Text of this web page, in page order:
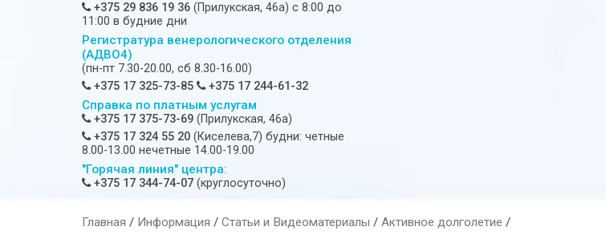
+375 29 836 19 36 (Прилукская, 46а) c 8:00 до
11:00 в будние дни
Регистратура венерологического отделения
(АДВО4)
(пн-пт 7.30-20.00, сб 8.30-16.00)
+375 17 325-73-85
+375 17 244-61-32
Справка по платным услугам
+375 17 375-73-69 (Прилукская, 46а)
+375 17 324 55 20 (Киселева,7) будни: четные
8.00-13.00 нечетные 14.00-19.00
"Горячая линия" центра:
+375 17 344-74-07 (круглосуточно)
Главная / Информация / Статьи и Видеоматериалы / Активное долголетие /